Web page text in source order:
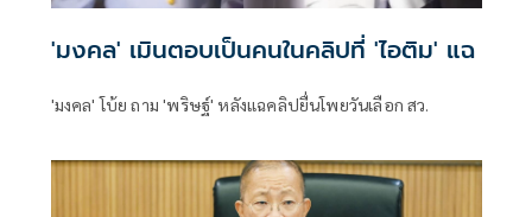
'มงคล' เมินตอบเป็นคนในคลิปที่ 'ไอติม' แฉ
'มงคล' โบ้ย ถาม 'พริษฐ์' หลังแฉคลิปยื่นโพยวันเลือก สว.